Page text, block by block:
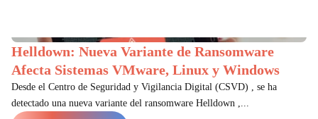
Helldown: Nueva Variante de Ransomware
Afecta Sistemas VMware, Linux y Windows
Desde el Centro de Seguridad y Vigilancia Digital (CSVD) , se ha
detectado una nueva variante del ransomware Helldown ,...